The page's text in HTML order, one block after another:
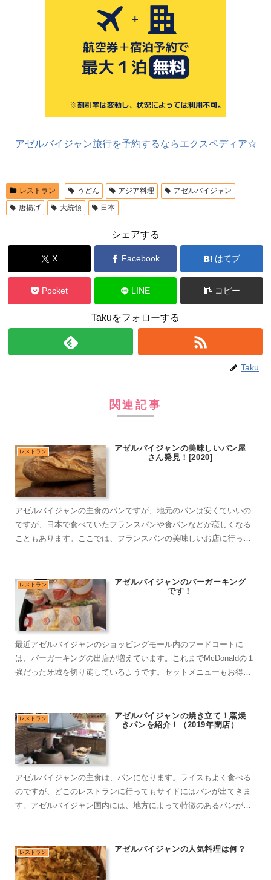
アゼルバイジャン旅行を予約するならエクスペディア☆
レストラン うどん アジア料理
アゼルバイジャン
唐揚げ
大統領 日本
シェアする
X Facebook はてブ
Pocket LINE コピー
Takuをフォローする
Taku
関連記事
レストラン
アゼルバイジャンの美味しいパン屋
さん発見！[2020]
アゼルバイジャンの主食のパンですが、地元のパンは安くていいの
ですが、日本で食べていたフランスパンや食パンなどが恋しくなる
こともあります。ここでは、フランスパンの美味しいお店に行って
レストラン
アゼルバイジャンのバーガーキング
です！
最近アゼルバイジャンのショッピングモール内のフードコートに
は、バーガーキングの出店が増えています。これまでMcDonaldの１
強だった牙城を切り崩しているようです。セットメニューもお得な
レストラン
アゼルバイジャンの焼き立て！窯焼
きパンを紹介！（2019年閉店）
アゼルバイジャンの主食は、パンになります。ライスもよく食べる
のですが、どこのレストランに行ってもサイドにはパンが出てきま
す。アゼルバイジャン国内には、地方によって特徴のあるパンがあ
レストラン アゼルバイジャンの人気料理は何？